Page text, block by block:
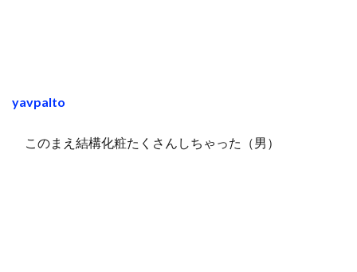
yavpalto
このまえ結構化粧たくさんしちゃった（男）